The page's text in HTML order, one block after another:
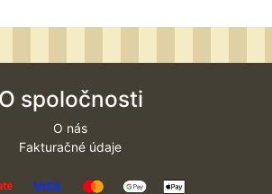
O spoločnosti
O nás
Fakturačné údaje